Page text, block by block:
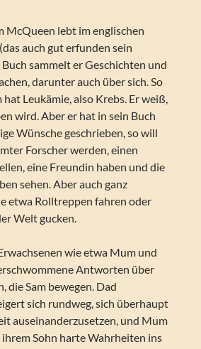
McQueen lebt im englischen
auch gut erfunden sein
sammelt er Geschichten und
darunter auch über sich. So
hat Leukämie, also Krebs. Er weiß,
wird. Aber er hat in sein Buch
Wünsche geschrieben, so will
Forscher werden, einen
eine Freundin haben und die
sehen. Aber auch ganz
etwa Rolltreppen fahren oder
Welt gucken.
wie etwa Mum und
Antworten über
die Sam bewegen. Dad
sich rundweg, sich überhaupt
auseinanderzusetzen, und Mum
ihrem Sohn harte Wahrheiten ins